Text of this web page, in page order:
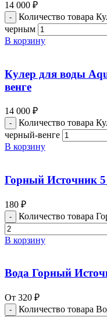
14 000 ₽
Количество товара
черным
В корзину
Кулер для воды
венге
14 000 ₽
Количество товара
черный-венге
В корзину
Горный Источник 5
180 ₽
Количество товара
В корзину
Вода Горный
От 320 ₽
Количество товара